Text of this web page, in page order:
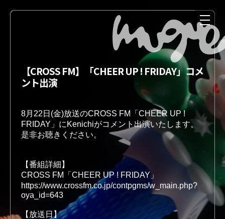
LIVE
【CROSS FM】「CHEER UP ! FRIDAY」コメ
ント出演
8月22日(金)放送のCROSS FM「CHEER UP !
FRIDAY」にKenichiがコメント出演いたします。
是非お聴きください。
【番組詳細】
https://www.crossfm.co.jp/contpgms/w_main.php?
【放送日】